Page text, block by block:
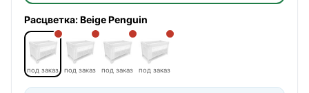
Расцветка:Beige Penguin
под заказ под заказ под заказ под заказ